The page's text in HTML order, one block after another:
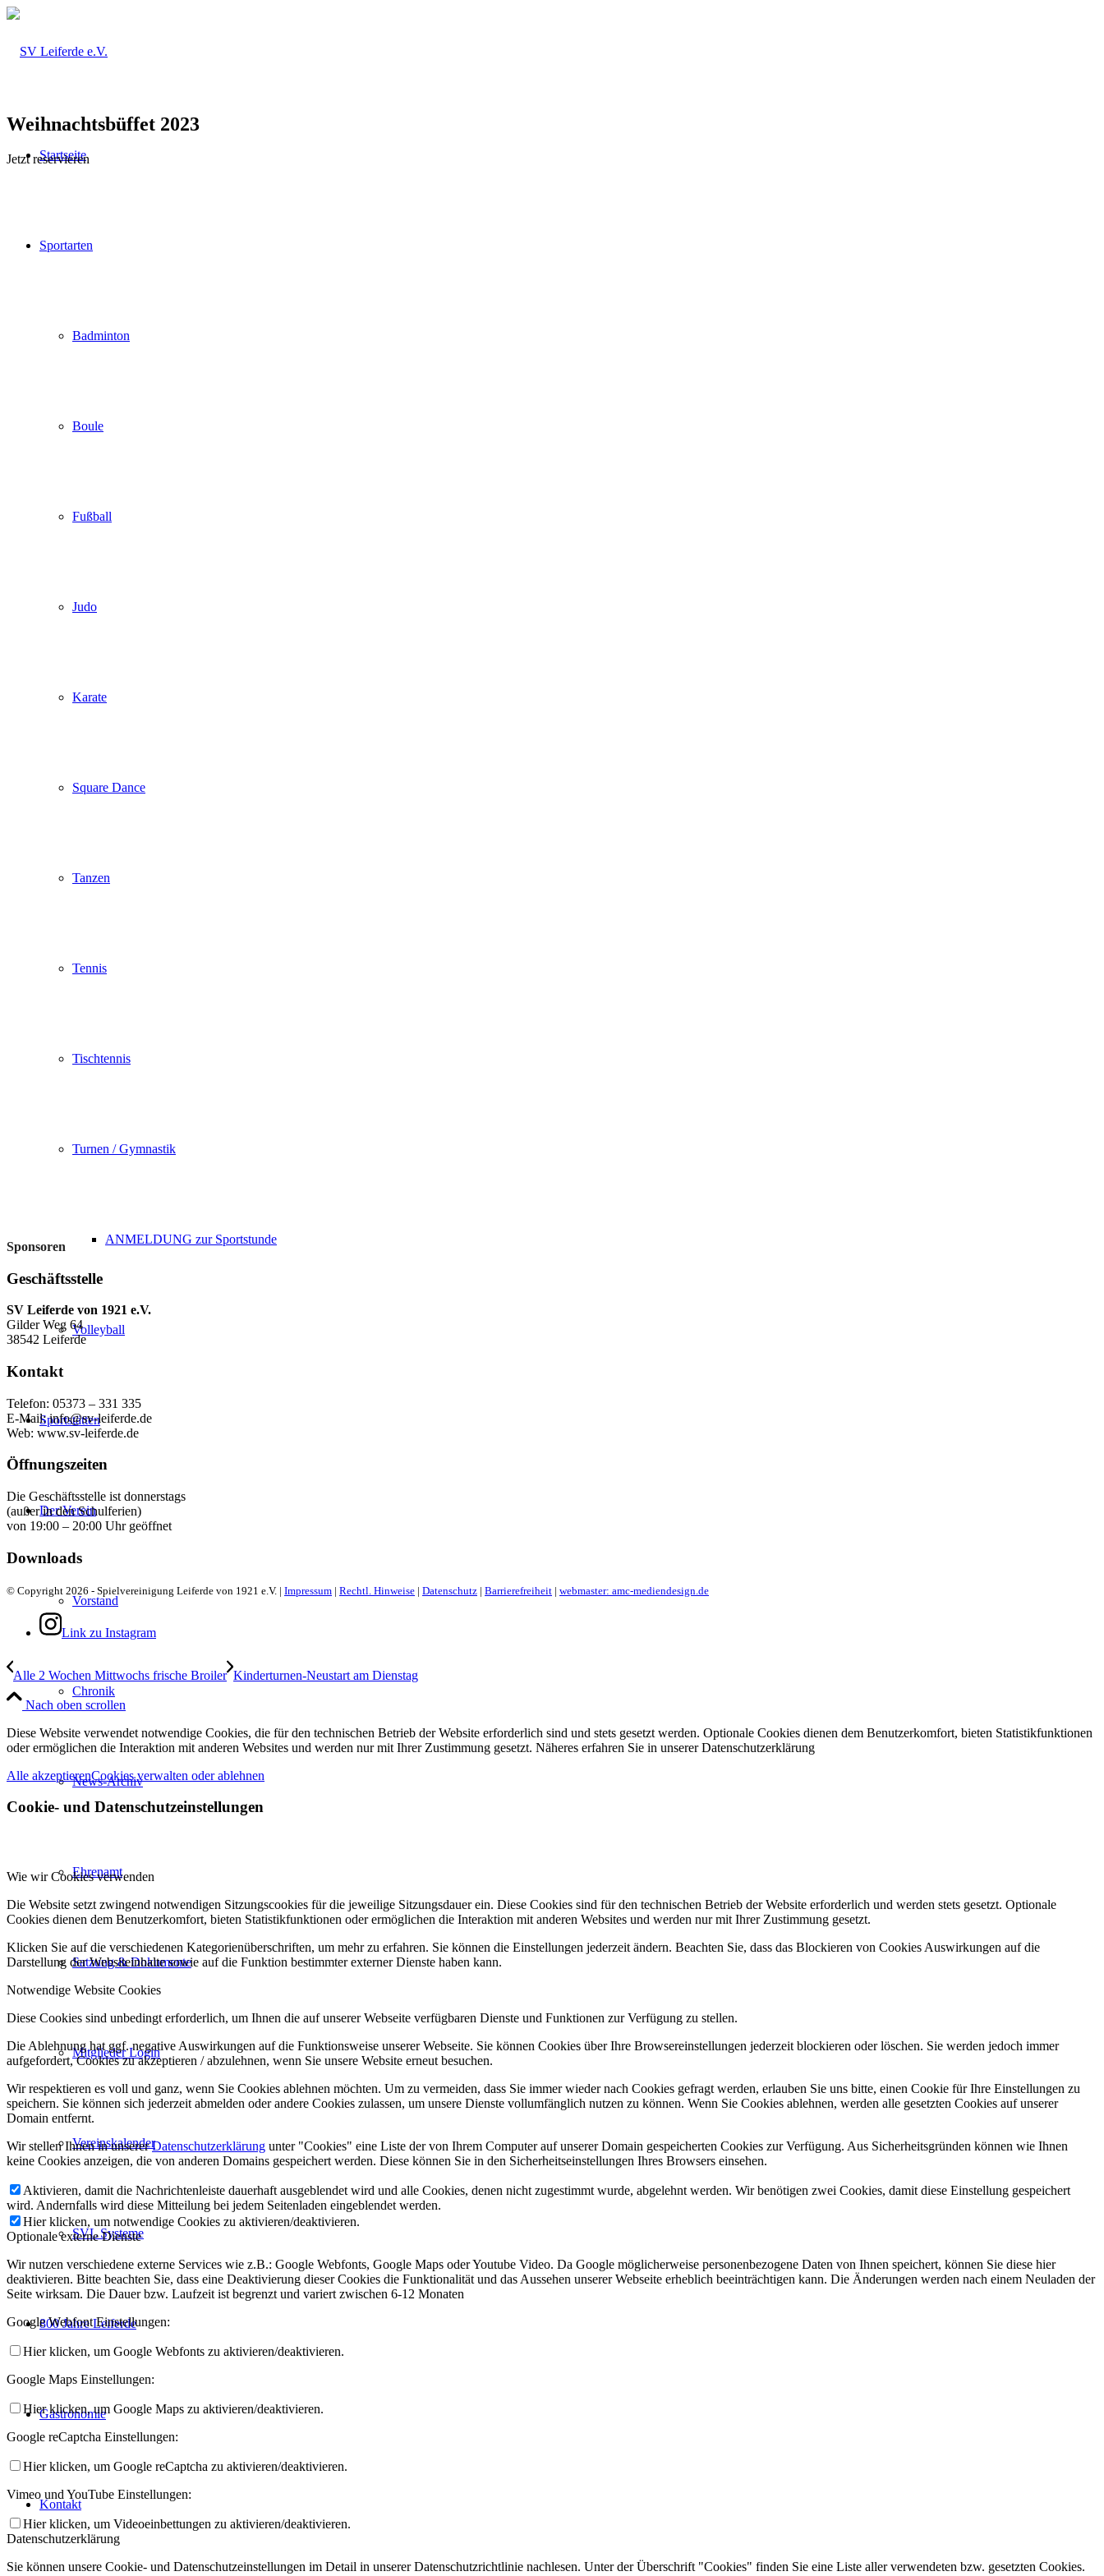
Startseite
Sportarten
Badminton
Boule
Fußball
Judo
Karate
Square Dance
Tanzen
Tennis
Tischtennis
Turnen / Gymnastik
ANMELDUNG zur Sportstunde
Volleyball
Sportstätten
Der Verein
Vorstand
Chronik
News-Archiv
Ehrenamt
Satzung & Dokumente
Mitglieder Login
Vereinskalender
SVL Systeme
800 Jahre Leiferde
Gastronomie
Kontakt
Weihnachtsbüffet 2023
Jetzt reservieren
Sponsoren
Geschäftsstelle
SV Leiferde von 1921 e.V.
Gilder Weg 64
38542 Leiferde
Kontakt
Telefon: 05373 – 331 335
E-Mail: info@sv-leiferde.de
Web: www.sv-leiferde.de
Öffnungszeiten
Die Geschäftsstelle ist donnerstags
(außer in den Schulferien)
von 19:00 – 20:00 Uhr geöffnet
Downloads
© Copyright 2026 - Spielvereinigung Leiferde von 1921 e.V. | Impressum | Rechtl. Hinweise | Datenschutz | Barrierefreiheit | webmaster: amc-mediendesign.de
Link zu Instagram
Alle 2 Wochen Mittwochs frische Broiler Kinderturnen-Neustart am Dienstag
Nach oben scrollen
Diese Website verwendet notwendige Cookies, die für den technischen Betrieb der Website erforderlich sind und stets gesetzt werden. Optionale Cookies dienen dem Benutzerkomfort, bieten Statistikfunktionen
oder ermöglichen die Interaktion mit anderen Websites und werden nur mit Ihrer Zustimmung gesetzt. Näheres erfahren Sie in unserer Datenschutzerklärung
Alle akzeptierenCookies verwalten oder ablehnen
Cookie- und Datenschutzeinstellungen
Wie wir Cookies verwenden
Die Website setzt zwingend notwendigen Sitzungscookies für die jeweilige Sitzungsdauer ein. Diese Cookies sind für den technischen Betrieb der Website erforderlich und werden stets gesetzt. Optionale
Cookies dienen dem Benutzerkomfort, bieten Statistikfunktionen oder ermöglichen die Interaktion mit anderen Websites und werden nur mit Ihrer Zustimmung gesetzt.
Klicken Sie auf die verschiedenen Kategorienüberschriften, um mehr zu erfahren. Sie können die Einstellungen jederzeit ändern. Beachten Sie, dass das Blockieren von Cookies Auswirkungen auf die
Darstellung der Websiteinhalte sowie auf die Funktion bestimmter externer Dienste haben kann.
Notwendige Website Cookies
Diese Cookies sind unbedingt erforderlich, um Ihnen die auf unserer Webseite verfügbaren Dienste und Funktionen zur Verfügung zu stellen.
Die Ablehnung hat ggf. negative Auswirkungen auf die Funktionsweise unserer Webseite. Sie können Cookies über Ihre Browsereinstellungen jederzeit blockieren oder löschen. Sie werden jedoch immer
aufgefordert, Cookies zu akzeptieren / abzulehnen, wenn Sie unsere Website erneut besuchen.
Wir respektieren es voll und ganz, wenn Sie Cookies ablehnen möchten. Um zu vermeiden, dass Sie immer wieder nach Cookies gefragt werden, erlauben Sie uns bitte, einen Cookie für Ihre Einstellungen zu
speichern. Sie können sich jederzeit abmelden oder andere Cookies zulassen, um unsere Dienste vollumfänglich nutzen zu können. Wenn Sie Cookies ablehnen, werden alle gesetzten Cookies auf unserer
Domain entfernt.
Wir stellen Ihnen in unsererDatenschutzerklärung unter "Cookies" eine Liste der von Ihrem Computer auf unserer Domain gespeicherten Cookies zur Verfügung. Aus Sicherheitsgründen können wie Ihnen
keine Cookies anzeigen, die von anderen Domains gespeichert werden. Diese können Sie in den Sicherheitseinstellungen Ihres Browsers einsehen.
Aktivieren, damit die Nachrichtenleiste dauerhaft ausgeblendet wird und alle Cookies, denen nicht zugestimmt wurde, abgelehnt werden. Wir benötigen zwei Cookies, damit diese Einstellung gespeichert
wird. Andernfalls wird diese Mitteilung bei jedem Seitenladen eingeblendet werden.
Hier klicken, um notwendige Cookies zu aktivieren/deaktivieren.
Optionale externe Dienste
Wir nutzen verschiedene externe Services wie z.B.: Google Webfonts, Google Maps oder Youtube Video. Da Google möglicherweise personenbezogene Daten von Ihnen speichert, können Sie diese hier
deaktivieren. Bitte beachten Sie, dass eine Deaktivierung dieser Cookies die Funktionalität und das Aussehen unserer Webseite erheblich beeinträchtigen kann. Die Änderungen werden nach einem Neuladen der
Seite wirksam. Die Dauer bzw. Laufzeit ist begrenzt und variert zwischen 6-12 Monaten
Google Webfont Einstellungen:
Hier klicken, um Google Webfonts zu aktivieren/deaktivieren.
Google Maps Einstellungen:
Hier klicken, um Google Maps zu aktivieren/deaktivieren.
Google reCaptcha Einstellungen:
Hier klicken, um Google reCaptcha zu aktivieren/deaktivieren.
Vimeo und YouTube Einstellungen:
Hier klicken, um Videoeinbettungen zu aktivieren/deaktivieren.
Datenschutzerklärung
Sie können unsere Cookie- und Datenschutzeinstellungen im Detail in unserer Datenschutzrichtlinie nachlesen. Unter der Überschrift "Cookies" finden Sie eine Liste aller verwendeten bzw. gesetzten Cookies.